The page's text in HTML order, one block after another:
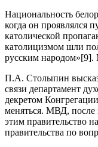
Национальность
когда он проявлялся
католической
католицизмом шли
русским народом»[9].
П.А. Столыпин
связи департамент
декретом
меняться. МВД, после
этим правительство
правительства по